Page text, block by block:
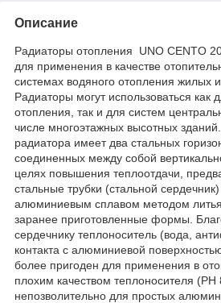
Описание
Радиаторы отопления UNO CENTO
для применения в качестве
системах водяного отопления жилых
Радиаторы могут использоваться как
отопления, так и для систем
числе многоэтажных высотных
радиатора имеет два стальных
соединенных между собой
целях повышения теплоотдачи,
стальные трубки (стальной
алюминиевым сплавом методом
заранее приготовленные формы.
сердечнику теплоноситель (вода,
контакта с алюминиевой
более пригоден для применения в
плохим качеством теплоносителя (PH
непозволительно для простых